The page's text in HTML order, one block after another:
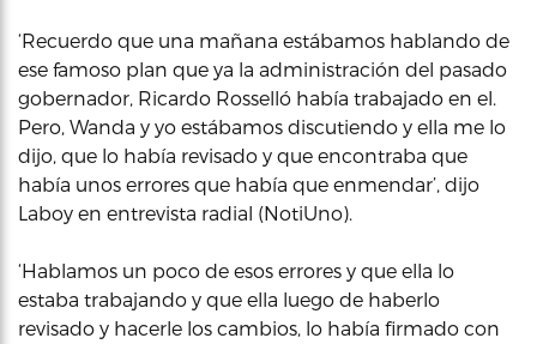
‘Recuerdo que una mañana estábamos hablando de
ese famoso plan que ya la administración del pasado
gobernador, Ricardo Rosselló había trabajado en el.
Pero, Wanda y yo estábamos discutiendo y ella me lo
dijo, que lo había revisado y que encontraba que
había unos errores que había que enmendar’, dijo
Laboy en entrevista radial (NotiUno).
‘Hablamos un poco de esos errores y que ella lo
estaba trabajando y que ella luego de haberlo
revisado y hacerle los cambios, lo había firmado con